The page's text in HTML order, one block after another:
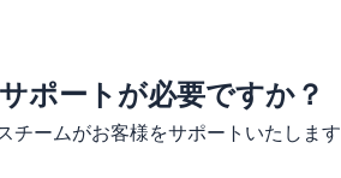
ポートが必要ですか？
チームがお客様をサポートいたしま